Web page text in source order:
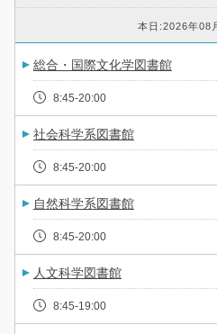
本日:2026年08
総合・国際文化学図書館
8:45-20:00
社会科学系図書館
8:45-20:00
自然科学系図書館
8:45-20:00
人文科学図書館
8:45-19:00